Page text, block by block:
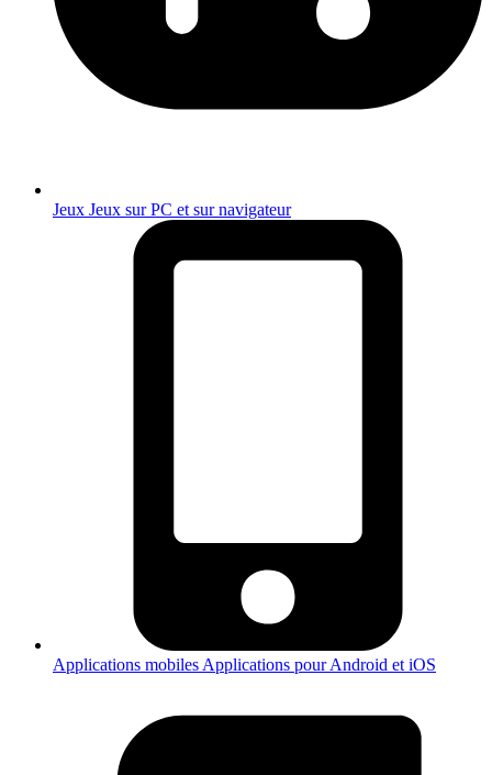
Jeux Jeux sur PC et sur navigateur
Applications mobiles Applications pour Android et iOS